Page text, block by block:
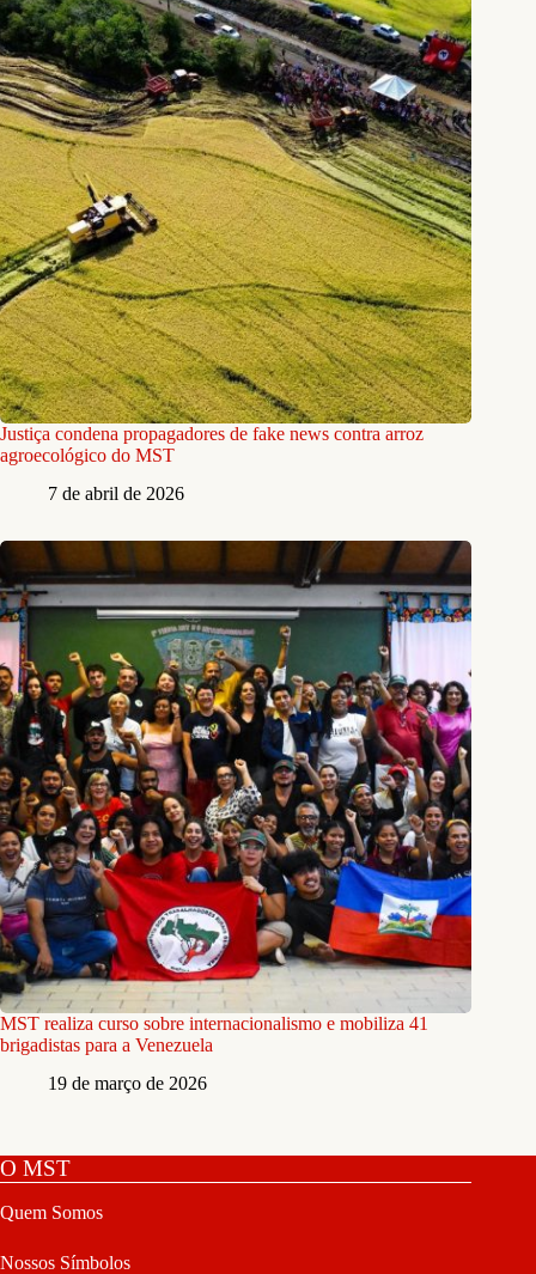
Justiça condena propagadores de fake news contra arroz
agroecológico do MST
7 de abril de 2026
MST realiza curso sobre internacionalismo e mobiliza 41
brigadistas para a Venezuela
19 de março de 2026
O MST
Quem Somos
Nossos Símbolos